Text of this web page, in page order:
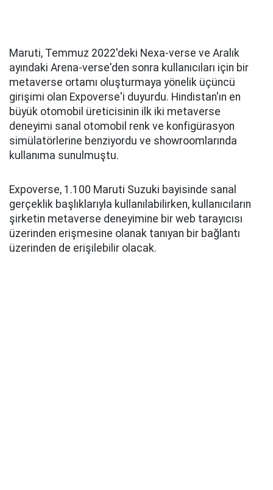
Maruti, Temmuz 2022'deki Nexa-verse ve Aralık
ayındaki Arena-verse'den sonra kullanıcıları için bir
metaverse ortamı oluşturmaya yönelik üçüncü
girişimi olan Expoverse'i duyurdu. Hindistan'ın en
büyük otomobil üreticisinin ilk iki metaverse
deneyimi sanal otomobil renk ve konfigürasyon
simülatörlerine benziyordu ve showroomlarında
kullanıma sunulmuştu.
Expoverse, 1.100 Maruti Suzuki bayisinde sanal
gerçeklik başlıklarıyla kullanılabilirken, kullanıcıların
şirketin metaverse deneyimine bir web tarayıcısı
üzerinden erişmesine olanak tanıyan bir bağlantı
üzerinden de erişilebilir olacak.